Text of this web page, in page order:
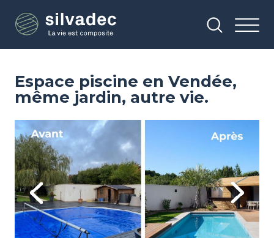
contenu
Espace piscine en Vendée,
même jardin, autre vie.
Previous
Image
Next